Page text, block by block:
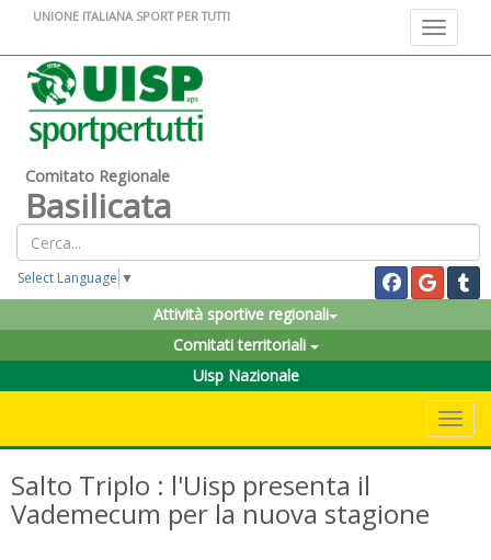
Toggle
UNIONE ITALIANA SPORT PER TUTTI
Comitato Regionale
Basilicata
Select Language ▼
Attività sportive regionali
Comitati territoriali
Uisp Nazionale
Salto Triplo : l'Uisp presenta il
Vademecum per la nuova stagione